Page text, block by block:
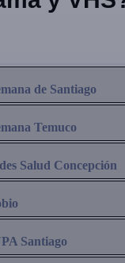
de Santiago
Temuco
Salud Concepción
Santiago